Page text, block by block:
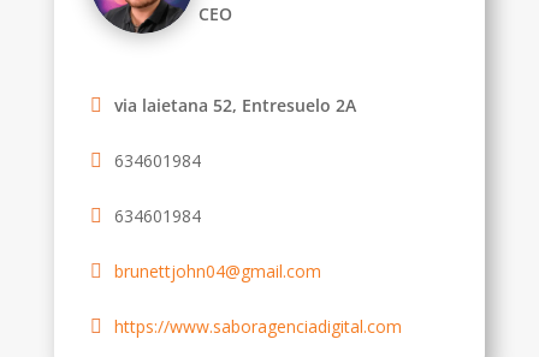
CEO
via laietana 52, Entresuelo 2A
634601984
634601984
brunettjohn04@gmail.com
https://www.saboragenciadigital.com